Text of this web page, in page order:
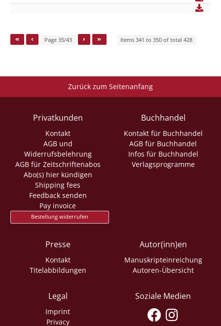
Page 35/43 Items 341 to 350 of total 428
Zurück zum Seitenanfang
Privatkunden
Kontakt
AGB und
Widerrufsbelehrung
AGB für Zeitschriftenabos
Abo(s) hier kündigen
Shipping fees
Feedback senden
Pay invoice
Bestellung widerrufen
Buchhandel
Kontakt für Buchhandel
AGB für Buchhandel
Infos für Buchhandel
Verlagsprogramme
Presse
Kontakt
Titelabbildungen
Autor(inn)en
Manuskripteinreichung
Autoren-Übersicht
Legal
Imprint
Privacy
Soziale Medien